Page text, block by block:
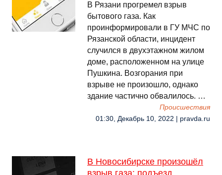
В Рязани прогремел взрыв
бытового газа. Как
проинформировали в ГУ МЧС по
Рязанской области, инцидент
случился в двухэтажном жилом
доме, расположенном на улице
Пушкина. Возгорания при
взрыве не произошло, однако
здание частично обвалилось. …
Происшествия
01:30, Декабрь 10, 2022 | pravda.ru
В Новосибирске произошёл
взрыв газа: подъезд